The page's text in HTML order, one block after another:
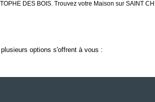
DES BOIS. Trouvez votre Maison sur SAINT
options s'offrent à vous :